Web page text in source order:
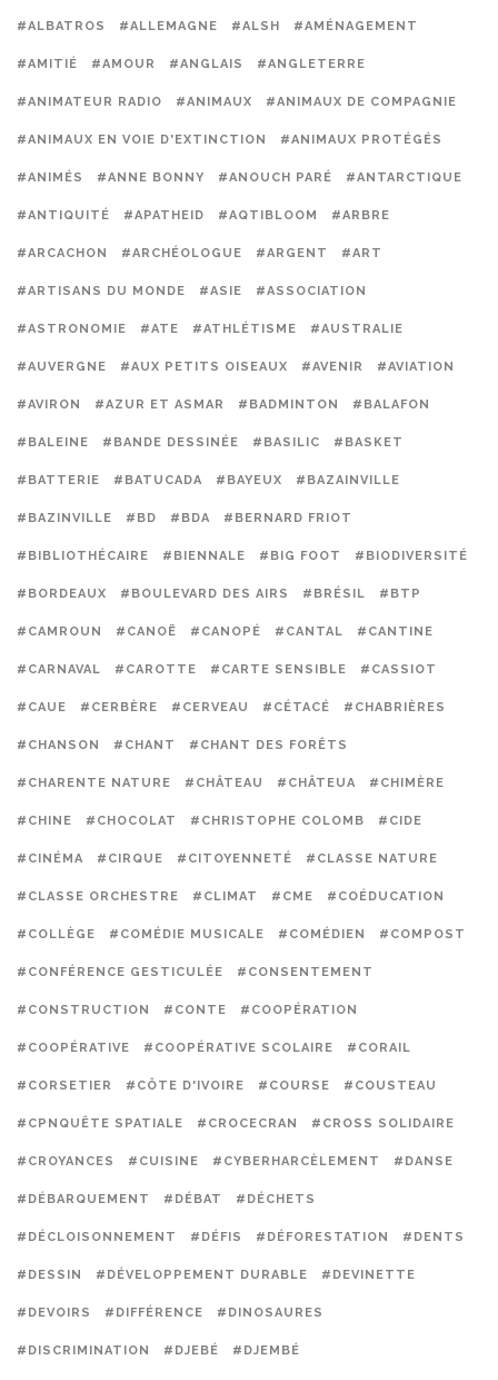
#ALBATROS #ALLEMAGNE #ALSH #AMÉNAGEMENT
#AMITIÉ #AMOUR #ANGLAIS #ANGLETERRE
#ANIMATEUR RADIO #ANIMAUX #ANIMAUX DE COMPAGNIE
#ANIMAUX EN VOIE D'EXTINCTION #ANIMAUX PROTÉGÉS
#ANIMÉS #ANNE BONNY #ANOUCH PARÉ #ANTARCTIQUE
#ANTIQUITÉ #APATHEID #AQTIBLOOM #ARBRE
#ARCACHON #ARCHÉOLOGUE #ARGENT #ART
#ARTISANS DU MONDE #ASIE #ASSOCIATION
#ASTRONOMIE #ATE #ATHLÉTISME #AUSTRALIE
#AUVERGNE #AUX PETITS OISEAUX #AVENIR #AVIATION
#AVIRON #AZUR ET ASMAR #BADMINTON #BALAFON
#BALEINE #BANDE DESSINÉE #BASILIC #BASKET
#BATTERIE #BATUCADA #BAYEUX #BAZAINVILLE
#BAZINVILLE #BD #BDA #BERNARD FRIOT
#BIBLIOTHÉCAIRE #BIENNALE #BIG FOOT #BIODIVERSITÉ
#BORDEAUX #BOULEVARD DES AIRS #BRÉSIL #BTP
#CAMROUN #CANOË #CANOPÉ #CANTAL #CANTINE
#CARNAVAL #CAROTTE #CARTE SENSIBLE #CASSIOT
#CAUE #CERBÈRE #CERVEAU #CÉTACÉ #CHABRIÈRES
#CHANSON #CHANT #CHANT DES FORÊTS
#CHARENTE NATURE #CHÂTEAU #CHÂTEUA #CHIMÈRE
#CHINE #CHOCOLAT #CHRISTOPHE COLOMB #CIDE
#CINÉMA #CIRQUE #CITOYENNETÉ #CLASSE NATURE
#CLASSE ORCHESTRE #CLIMAT #CME #COÉDUCATION
#COLLÈGE #COMÉDIE MUSICALE #COMÉDIEN #COMPOST
#CONFÉRENCE GESTICULÉE #CONSENTEMENT
#CONSTRUCTION #CONTE #COOPÉRATION
#COOPÉRATIVE #COOPÉRATIVE SCOLAIRE #CORAIL
#CORSETIER #CÔTE D'IVOIRE #COURSE #COUSTEAU
#CPNQUÊTE SPATIALE #CROCECRAN #CROSS SOLIDAIRE
#CROYANCES #CUISINE #CYBERHARCÈLEMENT #DANSE
#DÉBARQUEMENT #DÉBAT #DÉCHETS
#DÉCLOISONNEMENT #DÉFIS #DÉFORESTATION #DENTS
#DESSIN #DÉVELOPPEMENT DURABLE #DEVINETTE
#DEVOIRS #DIFFÉRENCE #DINOSAURES
#DISCRIMINATION #DJEBÉ #DJEMBÉ